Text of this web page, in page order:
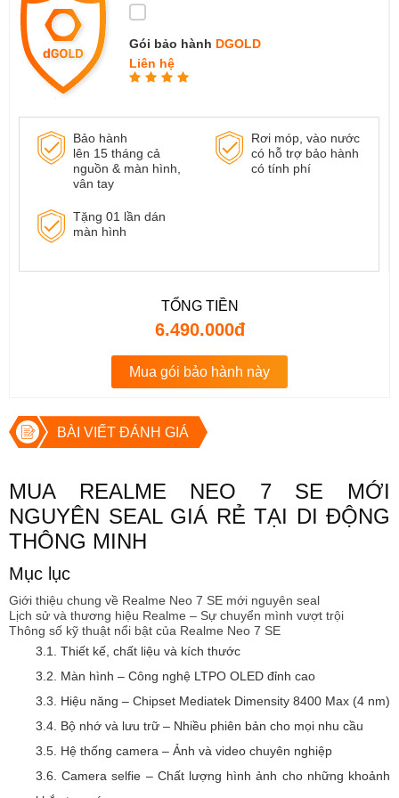
Gói bảo hành DGOLD
Liên hệ
Bảo hành
lên 15 tháng cả
nguồn & màn hình,
vân tay
Rơi móp, vào nước
có hỗ trợ bảo hành
có tính phí
Tặng 01 lần dán
màn hình
TỔNG TIỀN
6.490.000đ
Mua gói bảo hành này
BÀI VIẾT ĐÁNH GIÁ
MUA REALME NEO 7 SE MỚI
NGUYÊN SEAL GIÁ RẺ TẠI DI ĐỘNG
THÔNG MINH
Mục lục
Giới thiệu chung về Realme Neo 7 SE mới nguyên seal
Lịch sử và thương hiệu Realme – Sự chuyển mình vượt trội
Thông số kỹ thuật nổi bật của Realme Neo 7 SE
3.1. Thiết kế, chất liệu và kích thước
3.2. Màn hình – Công nghệ LTPO OLED đỉnh cao
3.3. Hiệu năng – Chipset Mediatek Dimensity 8400 Max (4 nm)
3.4. Bộ nhớ và lưu trữ – Nhiều phiên bản cho mọi nhu cầu
3.5. Hệ thống camera – Ảnh và video chuyên nghiệp
3.6. Camera selfie – Chất lượng hình ảnh cho những khoảnh